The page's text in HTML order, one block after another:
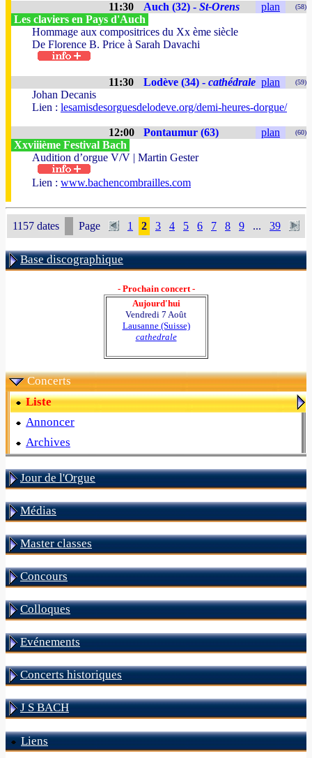
11:30 Auch (32) - St-Orens plan (58)
Les claviers en Pays d'Auch
Hommage aux compositrices du Xx ème siècle
De Florence B. Price à Sarah Davachi
11:30 Lodève (34) - cathédrale plan (59)
Johan Decanis
Lien : lesamisdesorguesdelodeve.org/demi-heures-dorgue/
12:00 Pontaumur (63) plan (60)
Xxviiième Festival Bach
Audition d’orgue V/V | Martin Gester
Lien : www.bachencombrailles.com
1157 dates Page 1 2 3 4 5 6 7 8 9 ... 39
Base discographique
- Prochain concert -
Aujourd'hui
Vendredi 7 Août
Lausanne (Suisse)
cathedrale
Concerts
Liste
Annoncer
Archives
Jour de l'Orgue
Médias
Master classes
Concours
Colloques
Evénements
Concerts historiques
J S BACH
Liens